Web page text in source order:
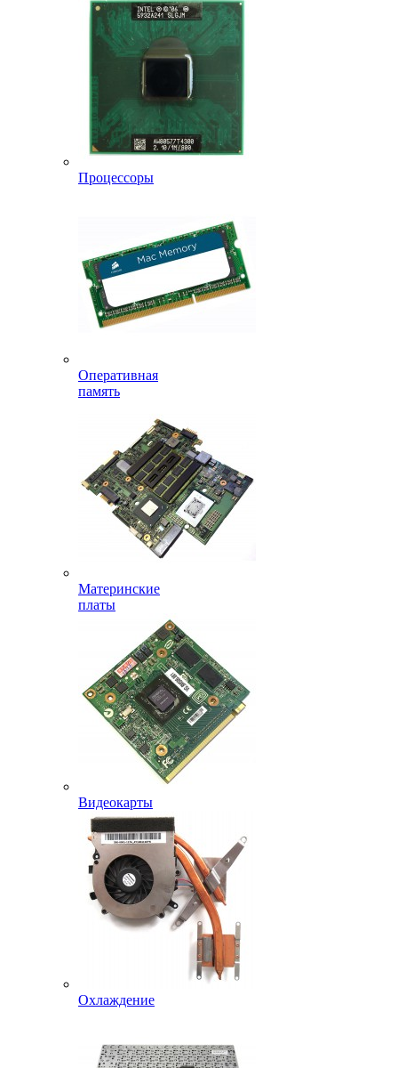
Процессоры
Оперативная
память
Материнские
платы
Видеокарты
Охлаждение